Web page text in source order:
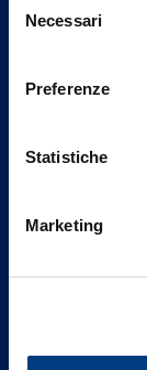
può trovare nel
delNecessari
Preferenze
Statistiche
Marketing
Vittoria
Part. IVA